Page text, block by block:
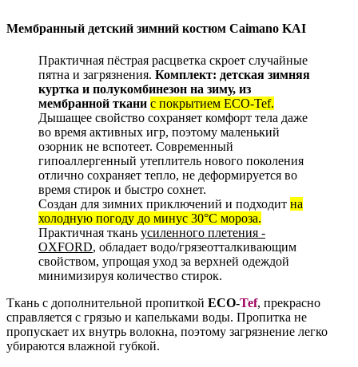
Мембранный детский зимний костюм Caimano KAI
Практичная пёстрая расцветка скроет случайные
пятна и загрязнения. Комплект: детская зимняя
куртка и полукомбинезон на зиму, из
мембранной ткани с покрытием ECO-Tef.
Дышащее свойство сохраняет комфорт тела даже
во время активных игр, поэтому маленький
озорник не вспотеет. Современный
гипоаллергенный утеплитель нового поколения
отлично сохраняет тепло, не деформируется во
время стирок и быстро сохнет.
Создан для зимних приключений и подходит на
холодную погоду до минус 30°С мороза.
Практичная ткань усиленного плетения -
OXFORD, обладает водо/грязеотталкивающим
свойством, упрощая уход за верхней одеждой
минимизируя количество стирок.
Ткань с дополнительной пропиткой ECO-Tef, прекрасно
справляется с грязью и капельками воды. Пропитка не
пропускает их внутрь волокна, поэтому загрязнение легко
убираются влажной губкой.